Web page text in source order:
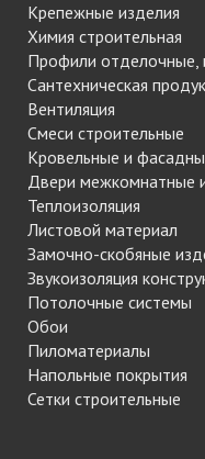
Крепежные изделия
Химия строительная
Профили отделочные,
Сантехническая
Вентиляция
Смеси строительные
Кровельные и
Двери межкомнатные
Теплоизоляция
Листовой материал
Замочно-скобяные
Звукоизоляция
Потолочные системы
Обои
Пиломатериалы
Напольные покрытия
Сетки строительные